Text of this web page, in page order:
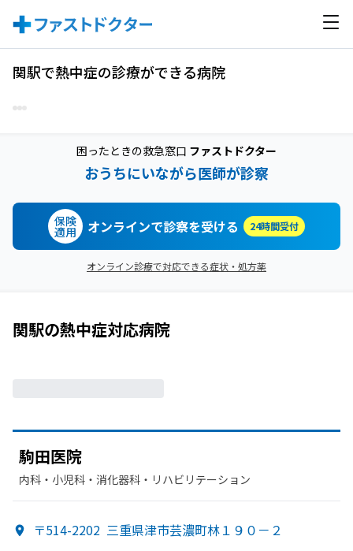
関駅で熱中症の診療ができる病院
困ったときの救急窓口 ファストドクター
おうちにいながら医師が診察
保険
適用 オンラインで診察を受ける 24時間受付
オンライン診療で対応できる症状・処方薬
関駅の熱中症対応病院
駒田医院
内科・​小児科・​消化器科・​リハビリテーション
〒514-2202 三重県津市芸濃町林１９０－２